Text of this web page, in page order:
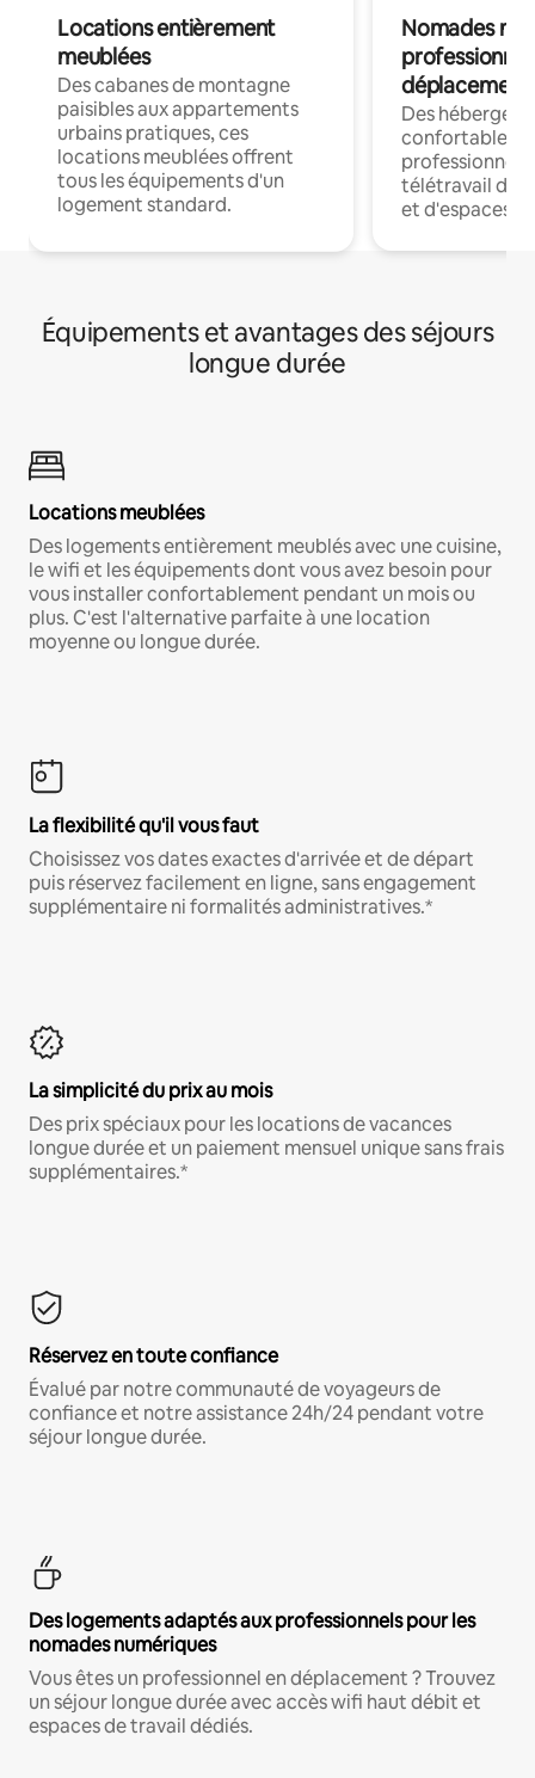
Locations entièrement
meublées
Des cabanes de montagne
paisibles aux appartements
urbains pratiques, ces
locations meublées offrent
tous les équipements d'un
logement standard.
Nomades
déplacement
Des
confortables
professionnels
télétravail
et d'espaces
Équipements et avantages des séjours
longue durée
Locations meublées
Des logements entièrement meublés avec une cuisine,
le wifi et les équipements dont vous avez besoin pour
vous installer confortablement pendant un mois ou
plus. C'est l'alternative parfaite à une location
moyenne ou longue durée.
La flexibilité qu'il vous faut
Choisissez vos dates exactes d'arrivée et de départ
puis réservez facilement en ligne, sans engagement
supplémentaire ni formalités administratives.*
La simplicité du prix au mois
Des prix spéciaux pour les locations de vacances
longue durée et un paiement mensuel unique sans frais
supplémentaires.*
Réservez en toute confiance
Évalué par notre communauté de voyageurs de
confiance et notre assistance 24h/24 pendant votre
séjour longue durée.
Des logements adaptés aux professionnels pour les
nomades numériques
Vous êtes un professionnel en déplacement ? Trouvez
un séjour longue durée avec accès wifi haut débit et
espaces de travail dédiés.